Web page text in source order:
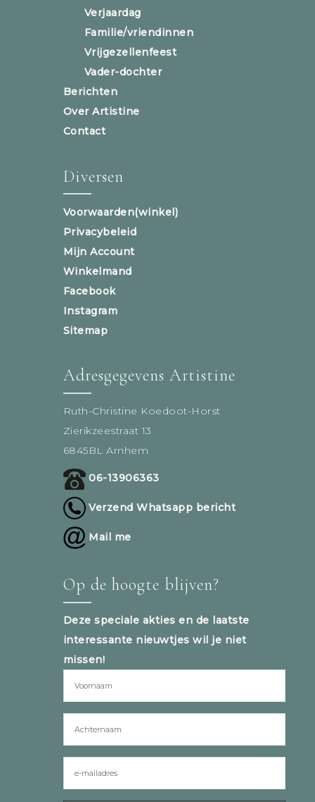
Verjaardag
Familie/vriendinnen
Vrijgezellenfeest
Vader-dochter
Berichten
Over Artistine
Contact
Diversen
Voorwaarden(winkel)
Privacybeleid
Mijn Account
Winkelmand
Facebook
Instagram
Sitemap
Adresgegevens Artistine
Ruth-Christine Koedoot-Horst
Zierikzeestraat 13
6845BL Arnhem
06-13906363
Verzend Whatsapp bericht
Mail me
Op de hoogte blijven?
Deze speciale akties en de laatste
interessante nieuwtjes wil je niet
missen!